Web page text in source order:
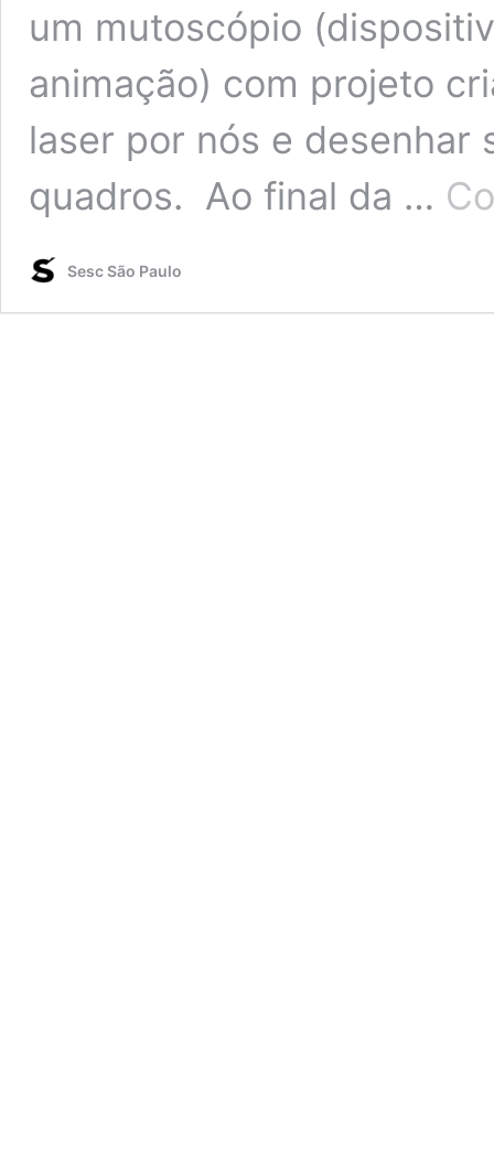
um mutoscópio
animação) com projeto
laser por nós e desenhar
quadros. Ao final da …
Sesc São Paulo